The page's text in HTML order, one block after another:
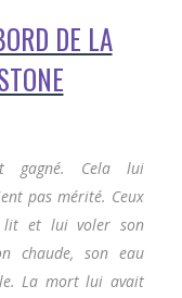
DE LA
gagné. Cela lui
pas mérité. Ceux
lit et lui voler son
chaude, son eau
La mort lui avait